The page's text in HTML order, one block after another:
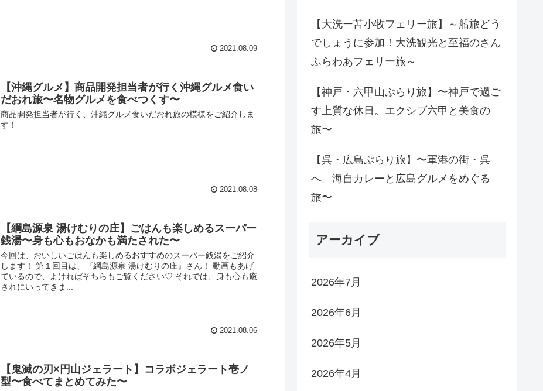
2021.08.09
【沖縄グルメ】商品開発担当者が行く沖縄グルメ食い
だおれ旅〜名物グルメを食べつくす〜
商品開発担当者が行く、沖縄グルメ食いだおれ旅の模様をご紹介しま
す！
2021.08.08
【綱島源泉 湯けむりの庄】ごはんも楽しめるスーパー
銭湯〜身も心もおなかも満たされた〜
今回は、おいしいごはんも楽しめるおすすめのスーパー銭湯をご紹介
します！ 第１回目は、『綱島源泉 湯けむりの庄』さん！ 動画もあげ
ているので、よければそちらもご覧ください♡ それでは、身も心も癒
されにいってきま...
2021.08.06
【鬼滅の刃×円山ジェラート】コラボジェラート壱ノ
型〜食べてまとめてみた〜
【大洗ー苫小牧フェリー旅】～船旅どう
でしょうに参加！大洗観光と至福のさん
ふらわあフェリー旅～
【神戸・六甲山ぶらり旅】〜神戸で過ご
す上質な休日。エクシブ六甲と美食の
旅〜
【呉・広島ぶらり旅】〜軍港の街・呉
へ。海自カレーと広島グルメをめぐる
旅〜
アーカイブ
2026年7月
2026年6月
2026年5月
2026年4月